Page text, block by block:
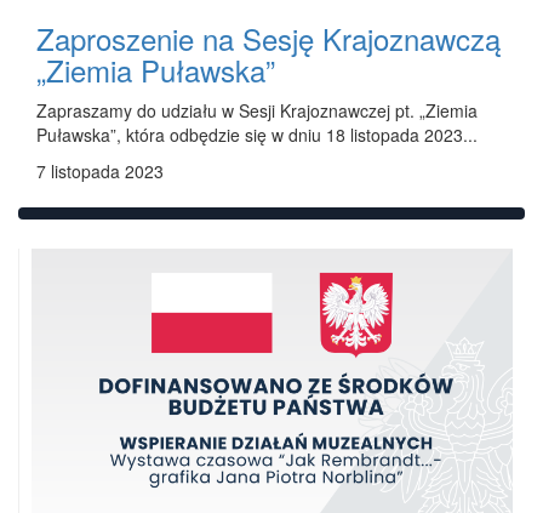
Zaproszenie na Sesję Krajoznawczą
„Ziemia Puławska”
Zapraszamy do udziału w Sesji Krajoznawczej pt. „Ziemia
Puławska”, która odbędzie się w dniu 18 listopada 2023...
7 listopada 2023